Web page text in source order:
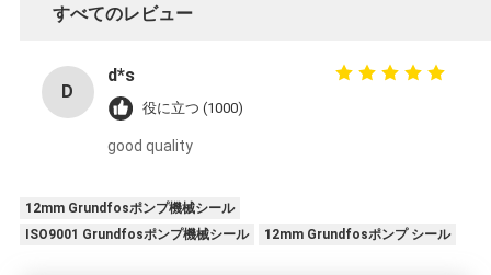
すべてのレビュー
D
d*s
役に立つ (1000)
good quality
12mm Grundfosポンプ機械シール
ISO9001 Grundfosポンプ機械シール
12mm Grundfosポンプ シール